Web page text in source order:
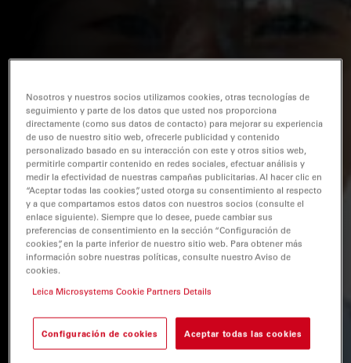
Nosotros y nuestros socios utilizamos cookies, otras tecnologías de
seguimiento y parte de los datos que usted nos proporciona
directamente (como sus datos de contacto) para mejorar su experiencia
de uso de nuestro sitio web, ofrecerle publicidad y contenido
personalizado basado en su interacción con este y otros sitios web,
permitirle compartir contenido en redes sociales, efectuar análisis y
medir la efectividad de nuestras campañas publicitarias. Al hacer clic en
“Aceptar todas las cookies”, usted otorga su consentimiento al respecto
y a que compartamos estos datos con nuestros socios (consulte el
enlace siguiente). Siempre que lo desee, puede cambiar sus
preferencias de consentimiento en la sección “Configuración de
cookies”, en la parte inferior de nuestro sitio web. Para obtener más
información sobre nuestras políticas, consulte nuestro Aviso de
cookies.
Leica Microsystems Cookie Partners Details
Configuración de cookies Aceptar todas las cookies